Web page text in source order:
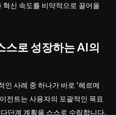
혁신 속도를 비약적으로 끌어올
스로 성장하는 AI의
인 사례 중 하나가 바로 ‘헤르메
전트는 사용자의 포괄적인 목표
단계 계획을 스스로 수립합니다.